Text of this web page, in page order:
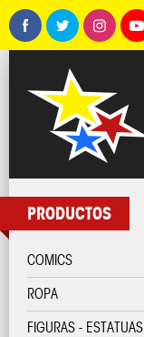
PRODUCTOS
COMICS
ROPA
FIGURAS - ESTATUAS